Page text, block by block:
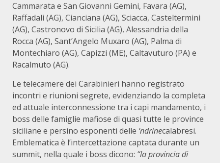
Cammarata e San Giovanni Gemini, Favara (AG),
Raffadali (AG), Cianciana (AG), Sciacca, Casteltermini
(AG), Castronovo di Sicilia (AG), Alessandria della
Rocca (AG), Sant’Angelo Muxaro (AG), Palma di
Montechiaro (AG), Capizzi (ME), Caltavuturo (PA) e
Racalmuto (AG).
Le telecamere dei Carabinieri hanno registrato
incontri e riunioni segrete, evidenziando la completa
ed attuale interconnessione tra i capi mandamento, i
boss delle famiglie mafiose di quasi tutte le province
siciliane e persino esponenti delle ‘ndrinecalabresi.
Emblematica è l’intercettazione captata durante un
summit, nella quale i boss dicono: “la provincia di